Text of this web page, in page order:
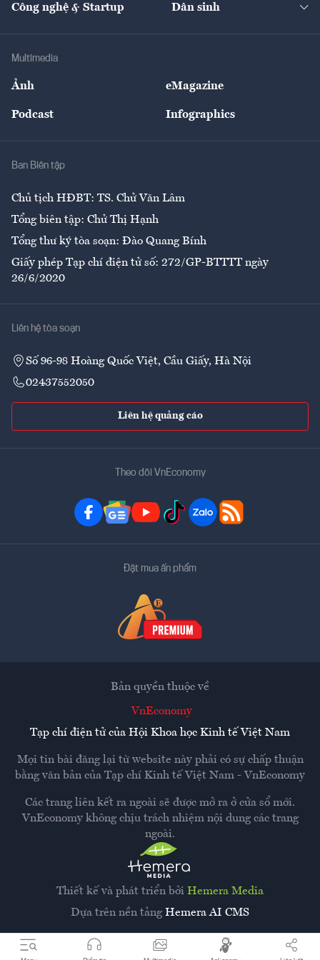
Tư vấn Nông sản
Giải trí
Công nghệ & Startup Dân sinh
Multimedia
Ảnh eMagazine
Podcast Infographics
Ban Biên tập
Chủ tịch HĐBT: TS. Chử Văn Lâm
Tổng biên tập: Chử Thị Hạnh
Tổng thư ký tòa soạn: Đào Quang Bính
Giấy phép Tạp chí điện tử số: 272/GP-BTTTT ngày
26/6/2020
Liên hệ tòa soạn
Số 96-98 Hoàng Quốc Việt, Cầu Giấy, Hà Nội
02437552050
Liên hệ quảng cáo
Theo dõi VnEconomy
Đặt mua ấn phẩm
Thiết kế và phát triển bởi Hemera Media
Dựa trên nền tảng Hemera AI CMS
Bản quyền thuộc về
VnEconomy
Tạp chí điện tử của Hội Khoa học Kinh tế Việt Nam
Mọi tin bài đăng lại từ website này phải có sự chấp thuận
bằng văn bản của Tạp chí Kinh tế Việt Nam - VnEconomy
Các trang liên kết ra ngoài sẽ được mở ra ở cửa sổ mới.
VnEconomy không chịu trách nhiệm nội dung các trang
ngoài.